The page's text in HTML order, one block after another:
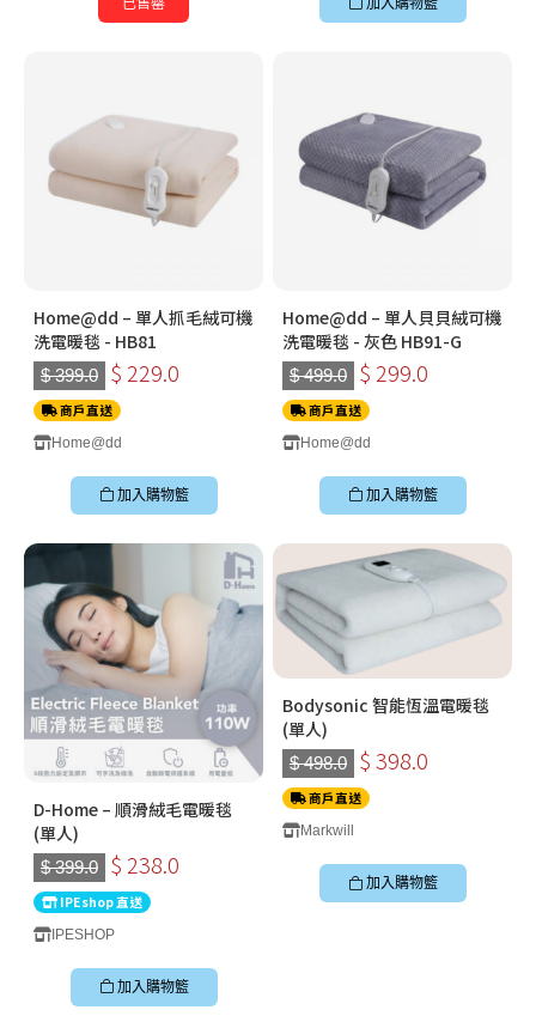
已售罄 加入購物籃
Home@dd – 單人抓毛絨可機
洗電暖毯 - HB81
$ 399.0 $ 229.0
商戶直送
Home@dd
加入購物籃
Home@dd – 單人貝貝絨可機
洗電暖毯 - 灰色 HB91-G
$ 499.0 $ 299.0
商戶直送
Home@dd
加入購物籃
D-Home – 順滑絨毛電暖毯
(單人)
$ 399.0 $ 238.0
IPEshop 直送
IPESHOP
加入購物籃
Bodysonic 智能恆溫電暖毯
(單人)
$ 498.0 $ 398.0
商戶直送
Markwill
加入購物籃